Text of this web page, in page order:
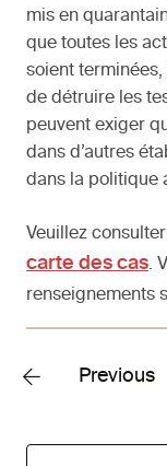
mis en
que toutes les
soient terminées,
de détruire les
peuvent exiger
dans d’autres
dans la politique
Veuillez
carte des cas.
renseignements
Previous